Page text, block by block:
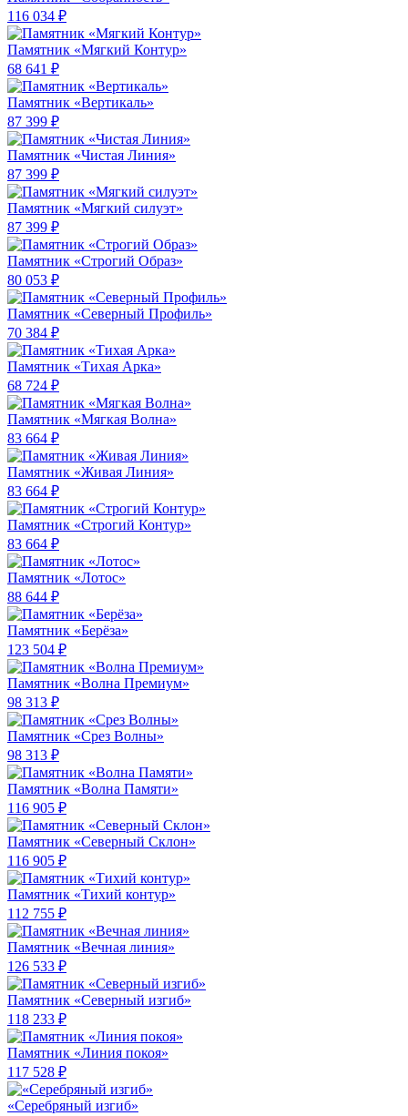
116 034 ₽
Памятник «Мягкий Контур»
68 641 ₽
Памятник «Вертикаль»
87 399 ₽
Памятник «Чистая Линия»
87 399 ₽
Памятник «Мягкий силуэт»
87 399 ₽
Памятник «Строгий Образ»
80 053 ₽
Памятник «Северный Профиль»
70 384 ₽
Памятник «Тихая Арка»
68 724 ₽
Памятник «Мягкая Волна»
83 664 ₽
Памятник «Живая Линия»
83 664 ₽
Памятник «Строгий Контур»
83 664 ₽
Памятник «Лотос»
88 644 ₽
Памятник «Берёза»
123 504 ₽
Памятник «Волна Премиум»
98 313 ₽
Памятник «Срез Волны»
98 313 ₽
Памятник «Волна Памяти»
116 905 ₽
Памятник «Северный Склон»
116 905 ₽
Памятник «Тихий контур»
112 755 ₽
Памятник «Вечная линия»
126 533 ₽
Памятник «Северный изгиб»
118 233 ₽
Памятник «Линия покоя»
117 528 ₽
«Серебряный изгиб»